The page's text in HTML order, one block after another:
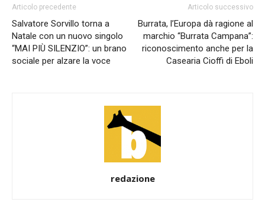
Articolo precedente
Salvatore Sorvillo torna a
Natale con un nuovo singolo
“MAI PIÙ SILENZIO”: un brano
sociale per alzare la voce
Articolo successivo
Burrata, l’Europa dà ragione al
marchio “Burrata Campana”:
riconoscimento anche per la
Casearia Cioffi di Eboli
redazione